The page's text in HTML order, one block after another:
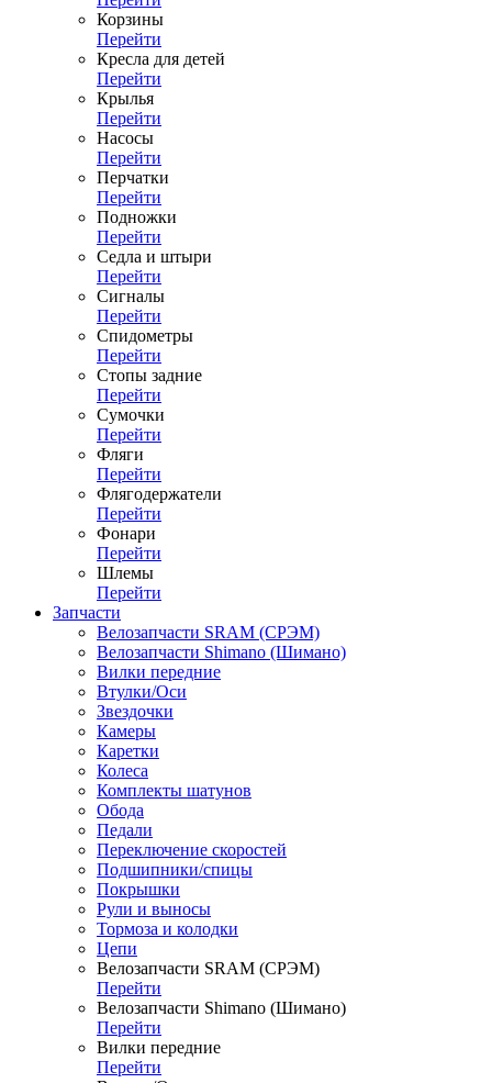
Корзины
Перейти
Кресла для детей
Перейти
Крылья
Перейти
Насосы
Перейти
Перчатки
Перейти
Подножки
Перейти
Седла и штыри
Перейти
Сигналы
Перейти
Спидометры
Перейти
Стопы задние
Перейти
Сумочки
Перейти
Фляги
Перейти
Флягодержатели
Перейти
Фонари
Перейти
Шлемы
Перейти
Запчасти
Велозапчасти SRAM (СРЭМ)
Велозапчасти Shimano (Шимано)
Вилки передние
Втулки/Оси
Звездочки
Камеры
Каретки
Колеса
Комплекты шатунов
Обода
Педали
Переключение скоростей
Подшипники/спицы
Покрышки
Рули и выносы
Тормоза и колодки
Цепи
Велозапчасти SRAM (СРЭМ)
Перейти
Велозапчасти Shimano (Шимано)
Перейти
Вилки передние
Перейти